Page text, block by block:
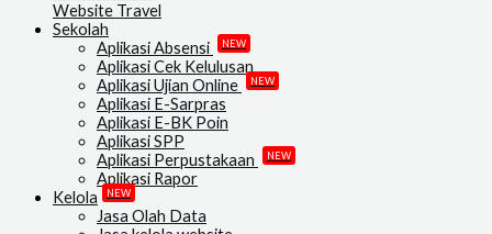
Website Travel
Sekolah
Aplikasi Absensi
NEW
Aplikasi Cek Kelulusan
Aplikasi Ujian Online
NEW
Aplikasi E-Sarpras
Aplikasi E-BK Poin
Aplikasi SPP
Aplikasi Perpustakaan
NEW
Aplikasi Rapor
Kelola
NEW
Jasa Olah Data